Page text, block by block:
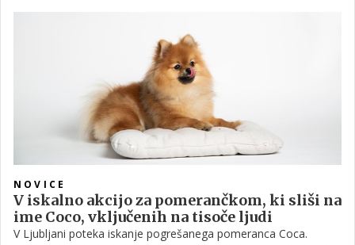
mogli več pomagati. Hamilton je tako moral sprejeti težko in
NOVICE
V iskalno akcijo za pomerančkom, ki sliši na
ime Coco, vključenih na tisoče ljudi
V Ljubljani poteka iskanje pogrešanega pomeranca Coca.